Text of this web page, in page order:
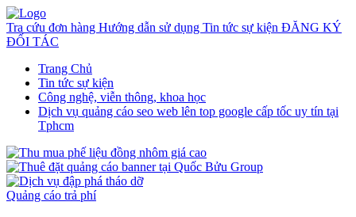
Tra cứu đơn hàng Hướng dẫn sử dụng Tin tức sự kiện ĐĂNG KÝ
ĐỐI TÁC
Trang Chủ
Tin tức sự kiện
Công nghệ, viễn thông, khoa học
Dịch vụ quảng cáo seo web lên top google cấp tốc uy tín tại
Tphcm
Quảng cáo trả phí